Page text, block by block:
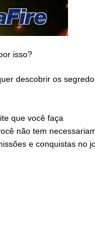
isso?
descobrir os
que você faça
não tem
e conquistas no